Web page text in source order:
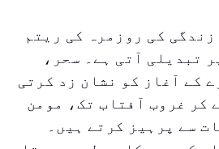
کی روزمرہ کی ریتم
تبدیلی آتی ہے۔ سحر،
کے آغاز کو نشان زد کرتی
کر غروب آفتاب تک، مومن
سے پرہیز کرتے ہیں۔